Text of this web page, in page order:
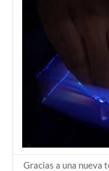
Gracias a una nueva